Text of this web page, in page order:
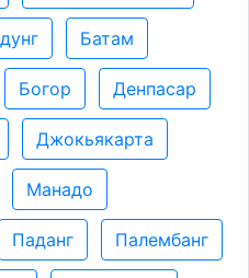
Батам
Богор Денпасар
Джокьякарта
Манадо
Паданг Палембанг